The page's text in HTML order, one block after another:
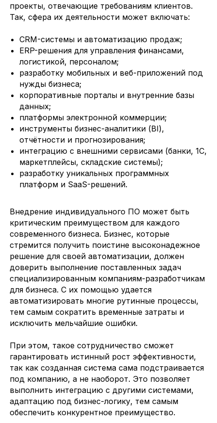
проекты, отвечающие требованиям клиентов.
Так, сфера их деятельности может включать:
CRM-системы и автоматизацию продаж;
ERP-решения для управления финансами,
логистикой, персоналом;
разработку мобильных и веб-приложений под
нужды бизнеса;
корпоративные порталы и внутренние базы
данных;
платформы электронной коммерции;
инструменты бизнес-аналитики (BI),
отчётности и прогнозирования;
интеграцию с внешними сервисами (банки, 1С,
маркетплейсы, складские системы);
разработку уникальных программных
платформ и SaaS-решений.
Внедрение индивидуального ПО может быть
критическим преимуществом для каждого
современного бизнеса. Бизнес, которые
стремится получить поистине высоконадежное
решение для своей автоматизации, должен
доверить выполнение поставленных задач
специализированным компаниям-разработчикам
для бизнеса. С их помощью удается
автоматизировать многие рутинные процессы,
тем самым сократить временные затраты и
исключить мельчайшие ошибки.
При этом, такое сотрудничество сможет
гарантировать истинный рост эффективности,
так как созданная система сама подстраивается
под компанию, а не наоборот. Это позволяет
выполнить интеграцию с другими системами,
адаптацию под бизнес-логику, тем самым
обеспечить конкурентное преимущество.
Ваше имя
Давайтеусилим вашу
специалистами
Расскажите кто вам требуется и мы
направим наших кандидатов в течение
24 часов